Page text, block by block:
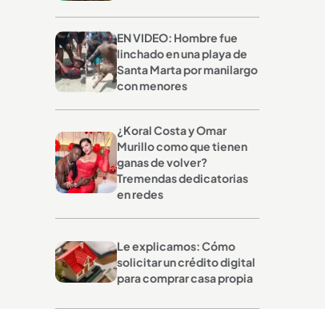
EN VIDEO: Hombre fue
linchado en una playa de
Santa Marta por manilargo
con menores
¿Koral Costa y Omar
Murillo como que tienen
ganas de volver?
Tremendas dedicatorias
en redes
Le explicamos: Cómo
solicitar un crédito digital
para comprar casa propia